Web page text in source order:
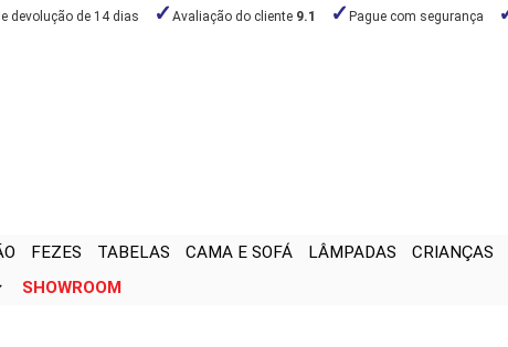
devolução de 14 dias Avaliação do cliente 9.1 Pague com segurança
FEZES TABELAS CAMA E SOFÁ LÂMPADAS CRIANÇAS
SHOWROOM